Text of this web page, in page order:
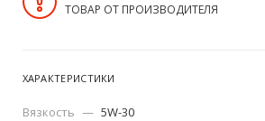
ТОВАР ОТ ПРОИЗВОДИТЕЛЯ
ХАРАКТЕРИСТИКИ
Вязкость — 5W-30